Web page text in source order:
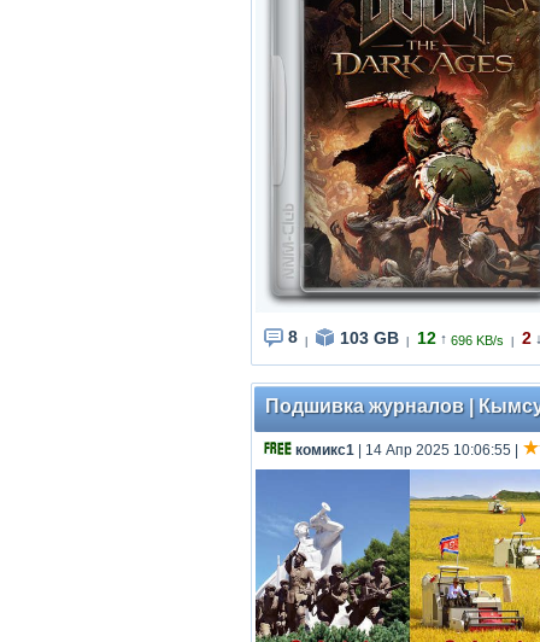
8 103 GB 12 ↑ 696 KB/s 2
Подшивка журналов |
комикс1 | 14 Апр 2025 10:06:55